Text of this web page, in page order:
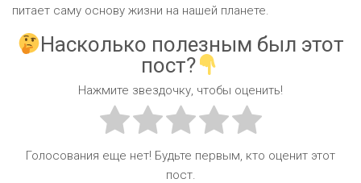
питает саму основу жизни на нашей планете.
Насколько полезным был этот
пост?
Нажмите звездочку, чтобы оценить!
Голосования еще нет! Будьте первым, кто оценит этот
пост.